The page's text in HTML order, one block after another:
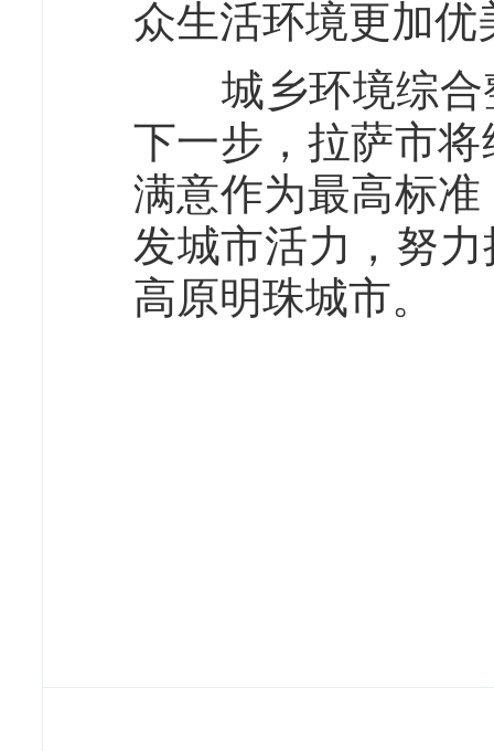
众生活环境更加
城乡环境综合
下一步，拉萨市
满意作为最高标
发城市活力，努
高原明珠城市。